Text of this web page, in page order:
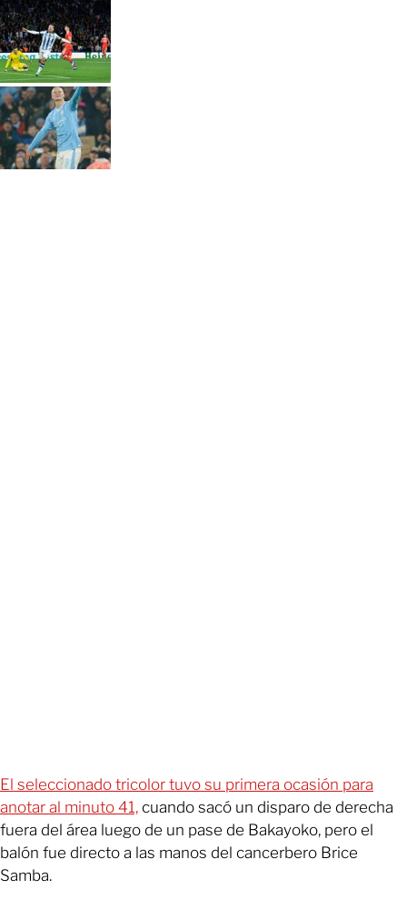
El seleccionado tricolor tuvo su primera ocasión para
anotar al minuto 41, cuando sacó un disparo de derecha
fuera del área luego de un pase de Bakayoko, pero el
balón fue directo a las manos del cancerbero Brice
Samba.